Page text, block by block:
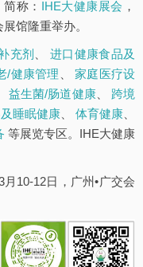
简称： IHE大健康展会 ，
馆隆重举办。
充剂 、进口健康食品及
/健康管理 、家庭医疗设
益生菌/肠道健康、 跨境
睡眠健康 体育健康
等展览专区。IHE大健康
10-12日，广州•广交会